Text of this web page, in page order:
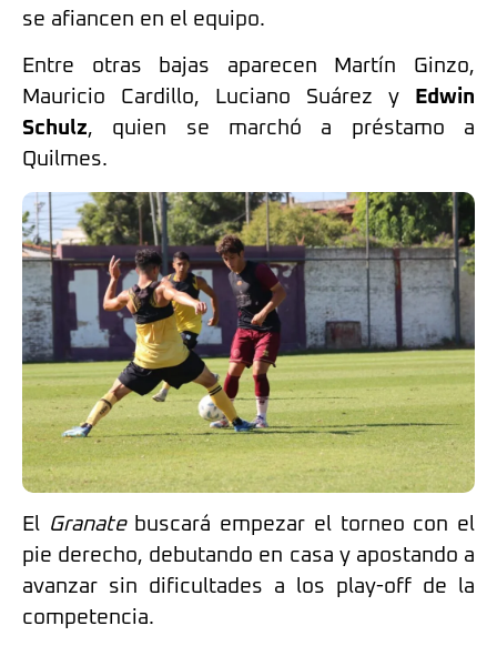
se afiancen en el equipo.
Entre otras bajas aparecen Martín Ginzo,
Mauricio Cardillo, Luciano Suárez y
Edwin
Schulz, quien se marchó a préstamo a
Quilmes.
El Granatebuscará empezar el torneo con el
pie derecho, debutando en casa y apostando a
avanzar sin dificultades a los play-off de la
competencia.